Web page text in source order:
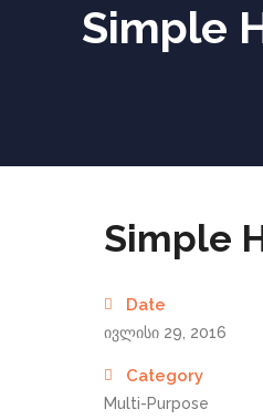
Simple
Simple
Date
ივლისი 29, 2016
Category
Multi-Purpose